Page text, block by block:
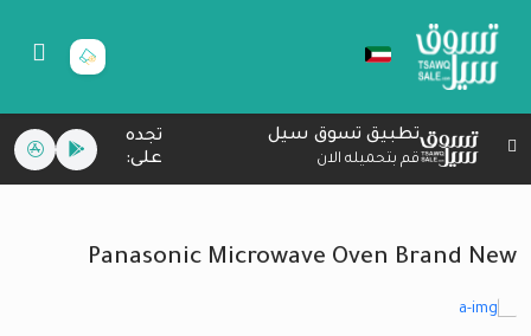
تطبيق تسوق سيل
قم بتحميله الان
تجده
على:
Panasonic Microwave Oven Brand New